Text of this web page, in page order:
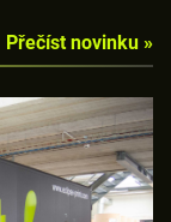
Přečíst novinku »